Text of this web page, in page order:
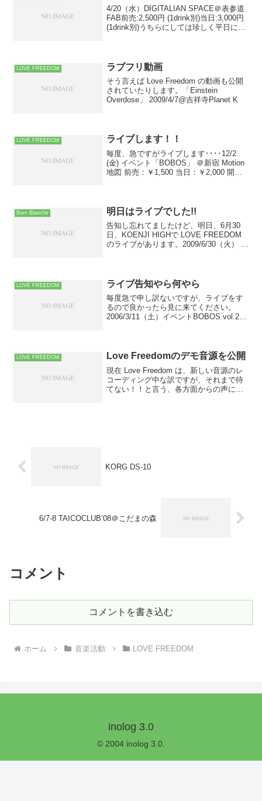
4/20（水）DIGITALIAN SPACE＠表参道
FAB前売:2,500円 (1drink別)当日:3,000円
(1drink別)うちらにしては珍しく平日にや
LOVE FREEDOM ラブフリ動画
そう言えば Love Freedom の動画も公開
されていたりします。「Einstein
Overdose」 2009/4/7@吉祥寺Planet K
LOVE FREEDOM ライブします！！
毎度、急ですがライブします････12/2
(金) イベント「BOBOS」 ＠新宿 Motion
地図 前売：￥1,500 当日：￥2,000 開
Born Blanchir 明日はライブでした!!
告知し忘れてましたけど、明日、6月30
日、KOENJI HIGHで LOVE FREEDOM
のライブがあります。2009/6/30（火） ＠
LOVE FREEDOM ライブ告知やら何やら
毎度急で申し訳ないですが、ライブをす
るので良かったら見に来てください。
2006/3/11（土）イベントBOBOS vol.2＠
LOVE FREEDOM Love Freedomのデモ音源を公開
現在 Love Freedom は、新しい音源のレ
コーディング中な訳ですが、それまで待
てない！！と言う、各方面からの声にお
KORG DS-10
6/7-8 TAICOCLUB’08＠こだまの森
コメント
コメントを書き込む
ホーム 音楽活動 LOVE FREEDOM
inolog 3.0
© 2004 inolog 3.0.